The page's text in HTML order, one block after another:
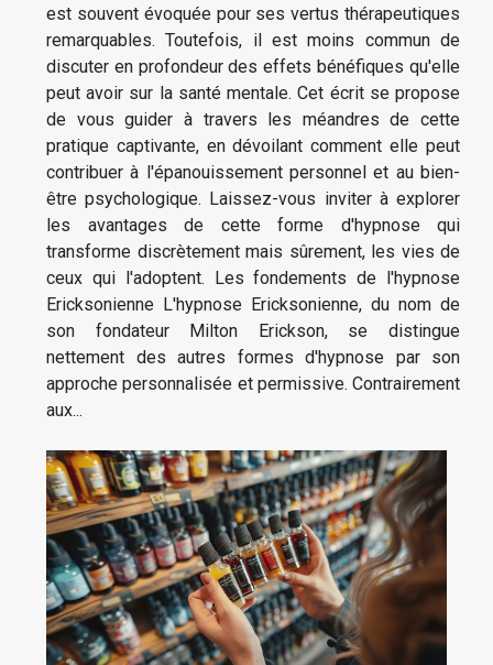
est souvent évoquée pour ses vertus thérapeutiques
remarquables. Toutefois, il est moins commun de
discuter en profondeur des effets bénéfiques qu'elle
peut avoir sur la santé mentale. Cet écrit se propose
de vous guider à travers les méandres de cette
pratique captivante, en dévoilant comment elle peut
contribuer à l'épanouissement personnel et au bien-
être psychologique. Laissez-vous inviter à explorer
les avantages de cette forme d'hypnose qui
transforme discrètement mais sûrement, les vies de
ceux qui l'adoptent. Les fondements de l'hypnose
Ericksonienne L'hypnose Ericksonienne, du nom de
son fondateur Milton Erickson, se distingue
nettement des autres formes d'hypnose par son
approche personnalisée et permissive. Contrairement
aux...